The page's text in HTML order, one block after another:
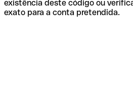
existência deste código ou
exato para a conta pretendida.